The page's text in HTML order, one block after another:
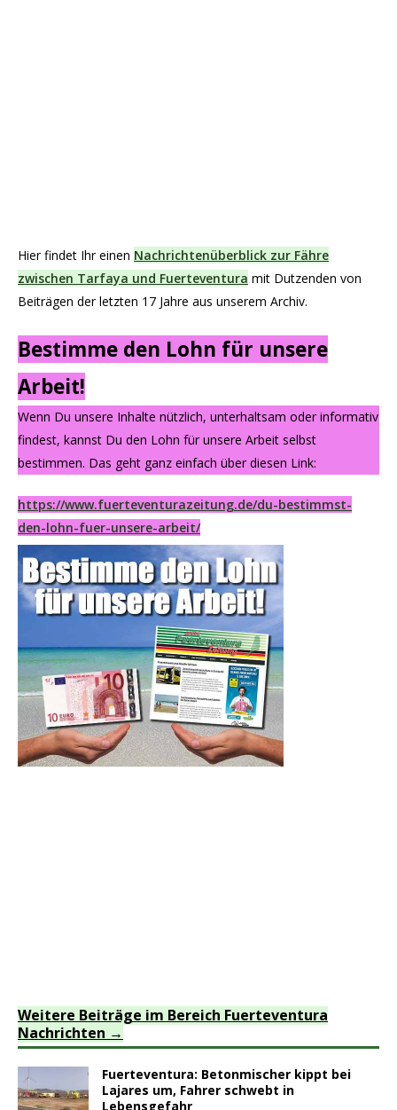
Hier findet Ihr einen Nachrichtenüberblick zur Fähre
zwischen Tarfaya und Fuerteventura mit Dutzenden von
Beiträgen der letzten 17 Jahre aus unserem Archiv.
Bestimme den Lohn für unsere
Arbeit!
Wenn Du unsere Inhalte nützlich, unterhaltsam oder informativ
findest, kannst Du den Lohn für unsere Arbeit selbst
bestimmen. Das geht ganz einfach über diesen Link:
https://www.fuerteventurazeitung.de/du-bestimmst-
den-lohn-fuer-unsere-arbeit/
Weitere Beiträge im Bereich Fuerteventura
Nachrichten
Fuerteventura: Betonmischer kippt bei
Lajares um, Fahrer schwebt in
Lebensgefahr